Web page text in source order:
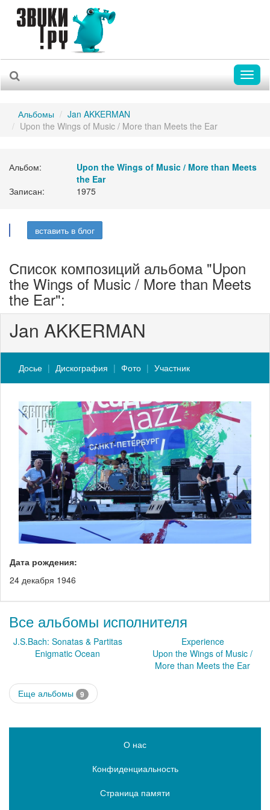
Альбомы
Jan AKKERMAN
Upon the Wings of Music / More than Meets the Ear
Альбом:
Upon the Wings of Music / More than Meets
the Ear
Записан:
1975
вставить в блог
Список композиций альбома "Upon
the Wings of Music / More than Meets
the Ear":
Jan AKKERMAN
Досье Дискография Фото Участник
Дата рождения:
24 декабря 1946
Все альбомы исполнителя
J.S.Bach: Sonatas & Partitas
Experience
Enigmatic Ocean
Upon the Wings of Music /
More than Meets the Ear
Еще альбомы 9
О нас
Конфиденциальность
Страница памяти